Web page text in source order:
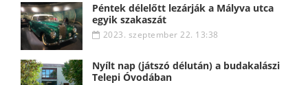
Péntek délelőtt lezárják a Mályva utca
egyik szakaszát
2023. szeptember 22. 13:38
Nyílt nap (játszó délután) a budakalászi
Telepi Óvodában